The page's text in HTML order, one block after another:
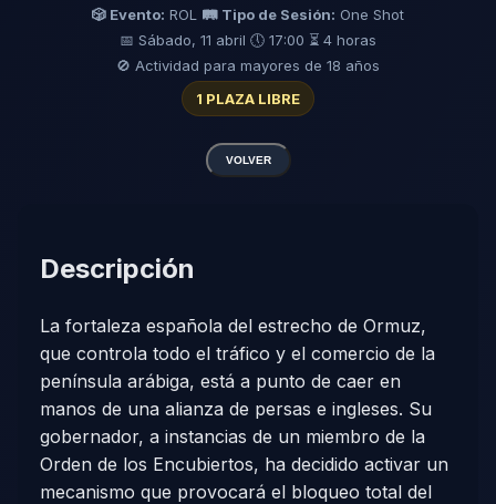
🎲 Evento: ROL 🛤️ Tipo de Sesión: One Shot
📅 Sábado, 11 abril 🕔 17:00 ⏳ 4 horas
🚫 Actividad para mayores de 18 años
1 PLAZA LIBRE
VOLVER
Descripción
La fortaleza española del estrecho de Ormuz,
que controla todo el tráfico y el comercio de la
península arábiga, está a punto de caer en
manos de una alianza de persas e ingleses. Su
gobernador, a instancias de un miembro de la
Orden de los Encubiertos, ha decidido activar un
mecanismo que provocará el bloqueo total del